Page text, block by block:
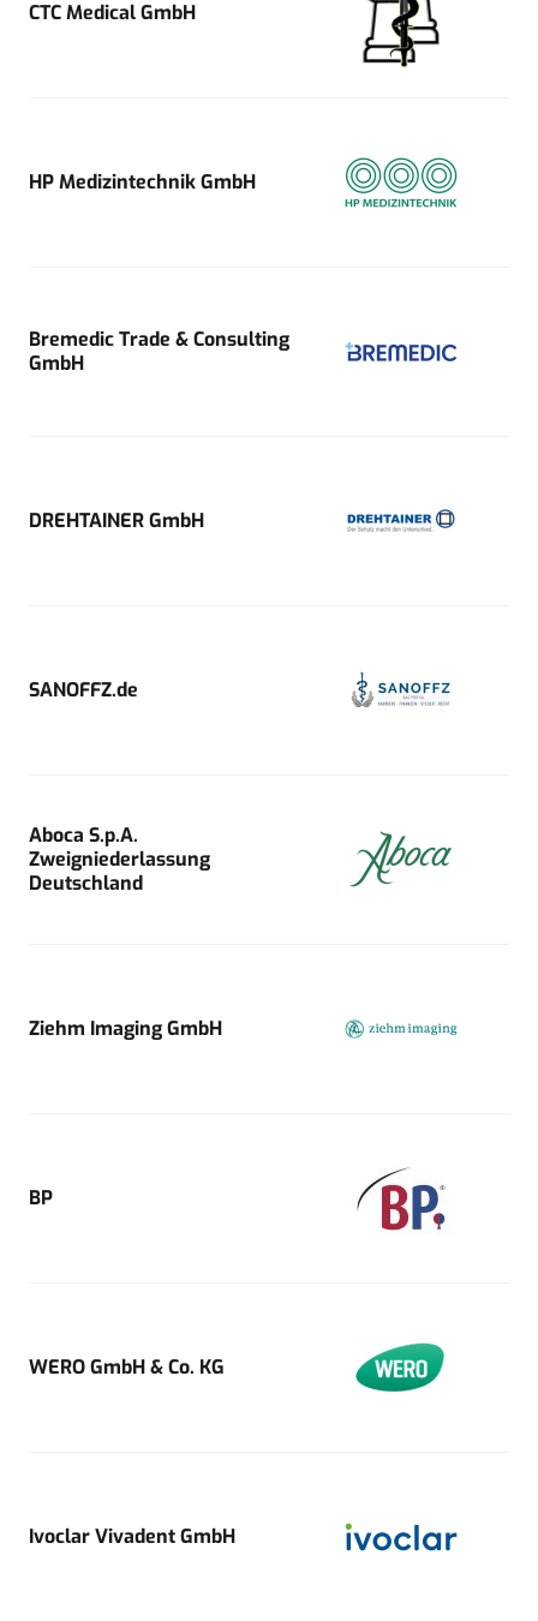
CTC Medical GmbH
HP Medizintechnik GmbH
Bremedic Trade & Consulting
GmbH
DREHTAINER GmbH
SANOFFZ.de
Aboca S.p.A.
Zweigniederlassung
Deutschland
Ziehm Imaging GmbH
BP
WERO GmbH & Co. KG
Ivoclar Vivadent GmbH